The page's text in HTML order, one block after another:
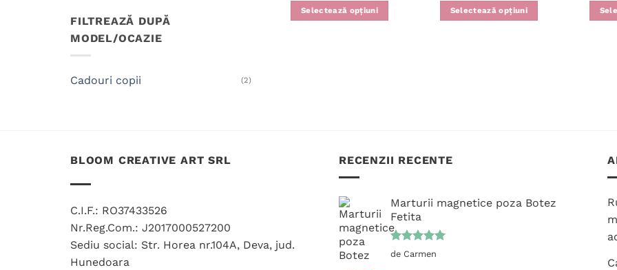
FILTREAZĂ DUPĂ
MODEL/OCAZIE
Cadouri copii (2)
Selectează opțiuni Selectează opțiuni
pagina
BLOOM CREATIVE ART SRL
C.I.F.: RO37433526
Nr.Reg.Com.: J2017000527200
Sediu social: Str. Horea nr.104A, Deva, jud.
Hunedoara
RECENZII RECENTE
Marturii magnetice poza Botez
Fetita
Evaluat la
de Carmen